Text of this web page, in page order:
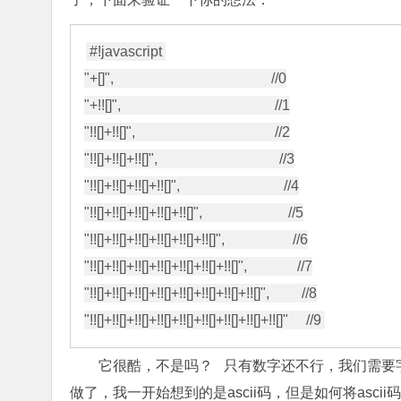
#!javascript
"+[]",                                            //0
"+!![]",                                           //1
"!![]+!![]",                                       //2
"!![]+!![]+!![]",                                  //3
"!![]+!![]+!![]+!![]",                             //4
"!![]+!![]+!![]+!![]+!![]",                        //5
"!![]+!![]+!![]+!![]+!![]+!![]",                   //6
"!![]+!![]+!![]+!![]+!![]+!![]+!![]",              //7
"!![]+!![]+!![]+!![]+!![]+!![]+!![]+!![]",         //8
它很酷，不是吗？ 只有数字还不行，我们需
做了，我一开始想到的是ascii码，但是如何将ascii